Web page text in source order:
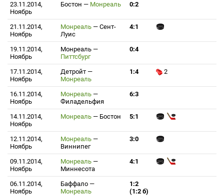
23.11.2014,
Ноябрь
Бостон — Монреаль 0:2
21.11.2014,
Ноябрь
Монреаль — Сент-
Луис
4:1
19.11.2014,
Ноябрь
Монреаль —
Питтсбург
0:4
17.11.2014,
Ноябрь
Детройт —
Монреаль
1:4 2
16.11.2014,
Ноябрь
Монреаль —
Филадельфия
6:3
14.11.2014,
Ноябрь
Монреаль — Бостон 5:1
12.11.2014,
Ноябрь
Монреаль —
Виннипег
3:0
09.11.2014,
Ноябрь
Монреаль —
Миннесота
4:1
06.11.2014,
Ноябрь
Баффало —
Монреаль
1:2
(1:2 б)